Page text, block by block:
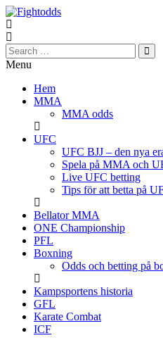
Skip
to
content
Fightodds
UFC
MMA
tips,
bonusar
Menu
Hem
MMA
MMA odds
UFC
UFC BJJ – den nya
Spela på MMA och
Live UFC betting
Tips för att betta på
Bellator MMA
ONE Championship
PFL
Boxning
Odds och betting på
Kampsportens historia
GFL
Karate Combat
ICF